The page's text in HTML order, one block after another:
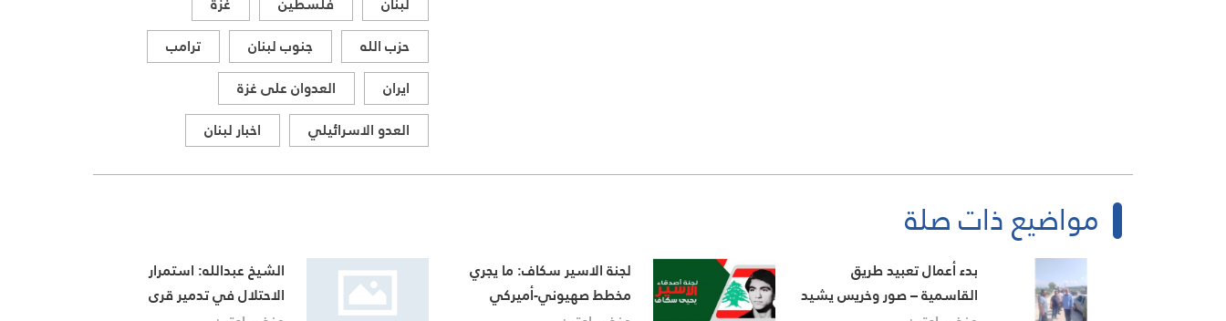
لبنان فلسطين
غزة
حزب الله
جنوب لبنان
ترامب
ايران
العدوان على غزة
العدو الاسرائيلي
اخبار لبنان
مواضيع ذات صلة
بدء أعمال تعبيد طريق
القاسمية – صور وخريس يشيد
لجنة الاسير سكاف: ما يجري
مخطط صهيوني-أميركي
الشيخ عبدالله: استمرار
الاحتلال في تدمير قرى